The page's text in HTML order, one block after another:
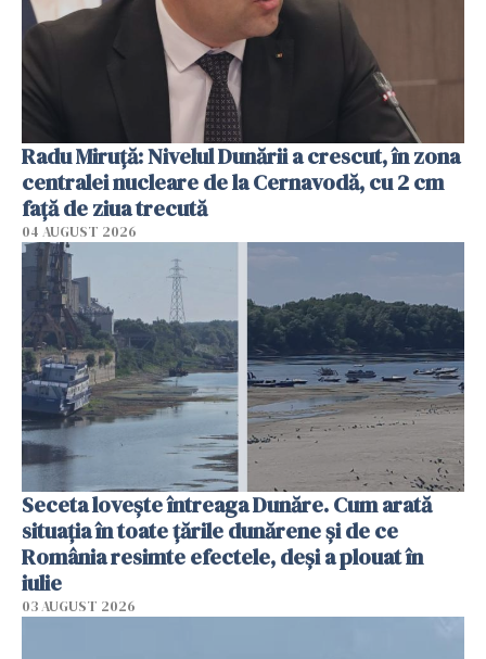
Radu Miruţă: Nivelul Dunării a crescut, în zona
centralei nucleare de la Cernavodă, cu 2 cm
faţă de ziua trecută
04 AUGUST 2026
Seceta lovește întreaga Dunăre. Cum arată
situația în toate țările dunărene și de ce
România resimte efectele, deși a plouat în
iulie
03 AUGUST 2026